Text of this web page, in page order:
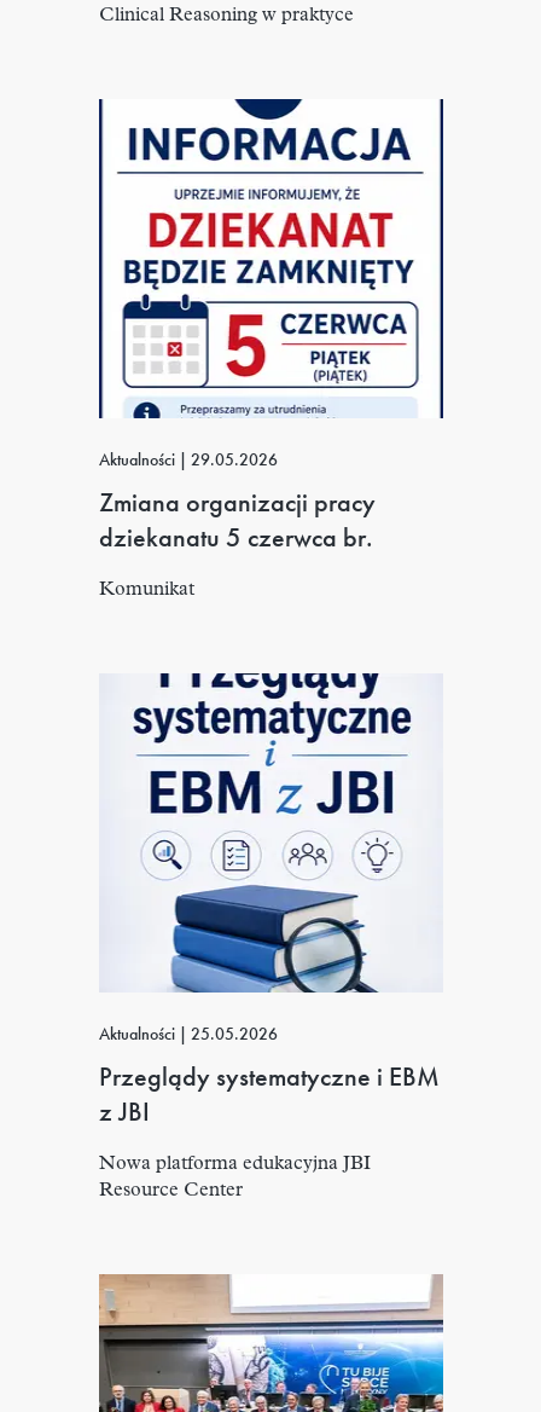
Clinical Reasoning w praktyce
Aktualności | 29.05.2026
Zmiana organizacji pracy
dziekanatu 5 czerwca br.
Komunikat
Aktualności | 25.05.2026
Przeglądy systematyczne i EBM
z JBI
Nowa platforma edukacyjna JBI
Resource Center